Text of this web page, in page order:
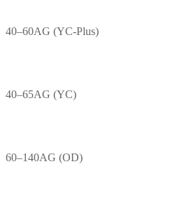
40–60AG (YC-Plus)
40–65AG (YC)
60–140AG (OD)